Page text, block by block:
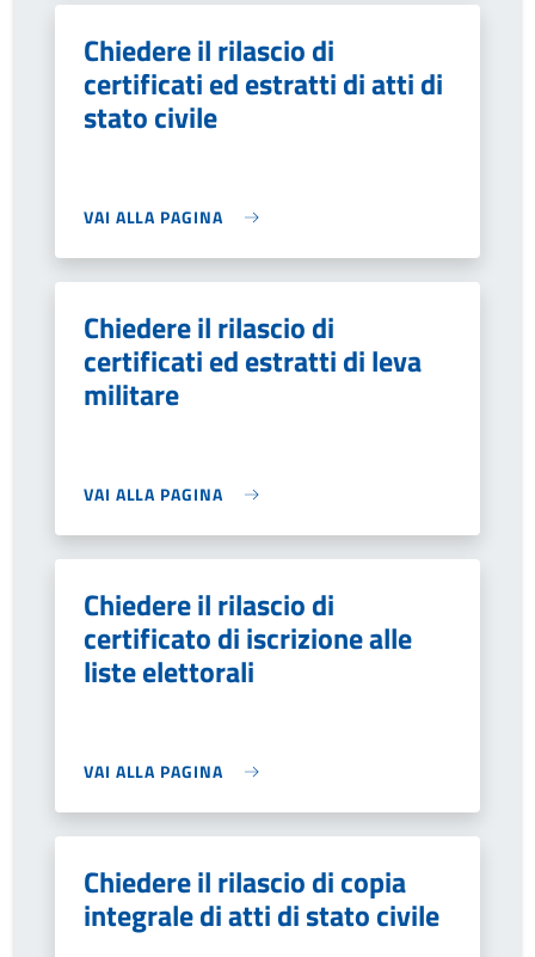
Chiedere il rilascio di
certificati ed estratti di atti di
stato civile
VAI ALLA PAGINA
Chiedere il rilascio di
certificati ed estratti di leva
militare
VAI ALLA PAGINA
Chiedere il rilascio di
certificato di iscrizione alle
liste elettorali
VAI ALLA PAGINA
Chiedere il rilascio di copia
integrale di atti di stato civile